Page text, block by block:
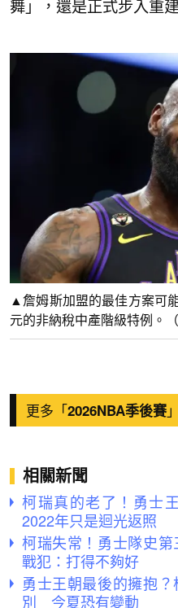
舞」，還是正式步入重
▲詹姆斯加盟的最佳方案可
元的非納稅中產階級特例。
更多「2026NBA季後賽
相關新聞
柯瑞真的老了！勇士
2022年只是迴光返照
柯瑞失常！勇士隊史
戰犯：打得不夠好
勇士王朝最後的擁抱
別 今夏恐有變動